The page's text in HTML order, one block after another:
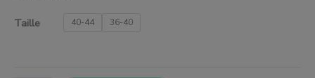
Taille 40-44 36-40